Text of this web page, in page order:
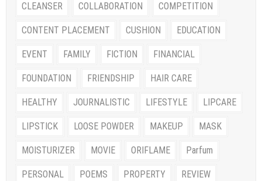
CLEANSER COLLABORATION COMPETITION
CONTENT PLACEMENT CUSHION EDUCATION
EVENT FAMILY FICTION FINANCIAL
FOUNDATION FRIENDSHIP HAIR CARE
HEALTHY JOURNALISTIC LIFESTYLE LIPCARE
LIPSTICK LOOSE POWDER MAKEUP MASK
MOISTURIZER MOVIE ORIFLAME Parfum
PERSONAL POEMS PROPERTY REVIEW